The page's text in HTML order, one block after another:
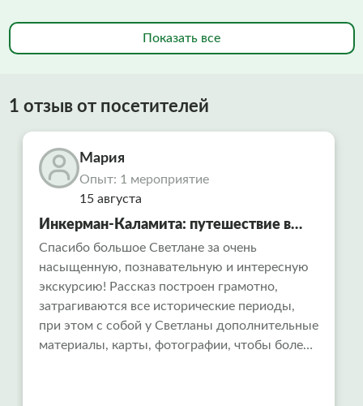
Показать все
1 отзыв от посетителей
Мария
Опыт: 1 мероприятие
15 августа
Инкерман-Каламита: путешествие в
«Русский Афон» и тайны
средневековой крепости
Спасибо большое Светлане за очень
насыщенную, познавательную и интересную
экскурсию! Рассказ построен грамотно,
затрагиваются все исторические периоды,
при этом с собой у Светланы дополнительные
материалы, карты, фотографии, чтобы более